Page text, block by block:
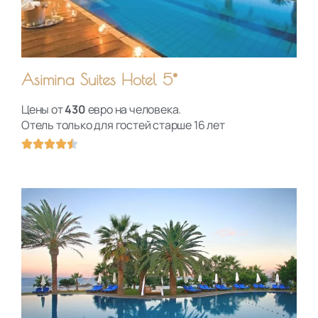
5
Asimina Suites Hotel 5*
Цены от430евро на человека.
Отель только для гостей старше 16 лет

к
а
4
5
и